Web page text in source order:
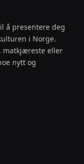
å presentere deg
i Norge.
matkjæreste eller
nytt og